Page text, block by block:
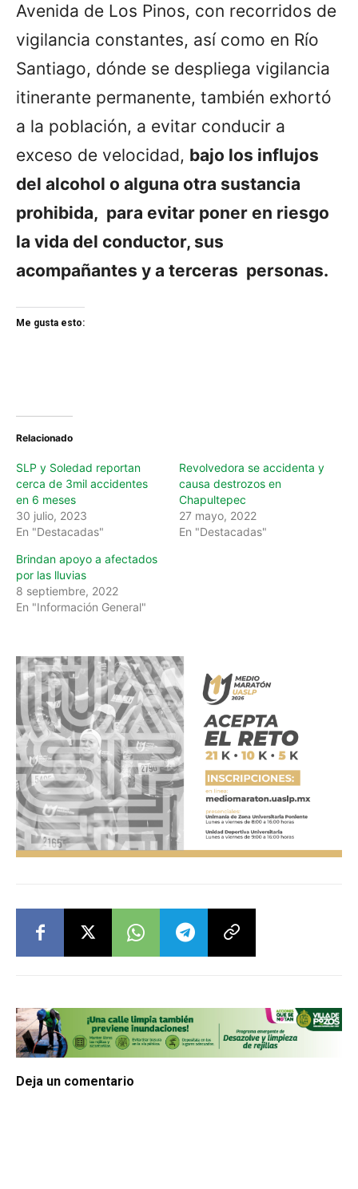
Avenida de Los Pinos, con recorridos de
vigilancia constantes, así como en Río
Santiago, dónde se despliega vigilancia
itinerante permanente, también exhortó
a la población, a evitar conducir a
exceso de velocidad, bajo los influjos
del alcohol o alguna otra sustancia
prohibida, para evitar poner en riesgo
la vida del conductor, sus
acompañantes y a terceras personas.
Me gusta esto:
Relacionado
SLP y Soledad reportan
cerca de 3mil accidentes
en 6 meses
30 julio, 2023
En "Destacadas"
Revolvedora se accidenta y
causa destrozos en
Chapultepec
27 mayo, 2022
En "Destacadas"
Brindan apoyo a afectados
por las lluvias
8 septiembre, 2022
En "Información General"
Deja un comentario